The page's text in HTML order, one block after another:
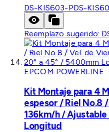
DS-KIS603-PDS-
Reemplazo sugerido:
EPCOM POWERLINE
Kit Montaje para 4
espesor / Riel No.8
136km/h /
Longitud